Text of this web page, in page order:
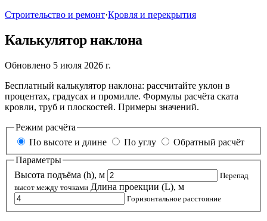
Строительство и ремонт·Кровля и перекрытия
Калькулятор наклона
Обновлено 5 июля 2026 г.
Бесплатный калькулятор наклона: рассчитайте уклон в
процентах, градусах и промилле. Формулы расчёта ската
кровли, труб и плоскостей. Примеры значений.
Режим расчёта
По высоте и длине
По углу
Обратный расчёт
Параметры
Высота подъёма (h), м
Перепад
высот между точками Длина проекции (L), м
Горизонтальное расстояние